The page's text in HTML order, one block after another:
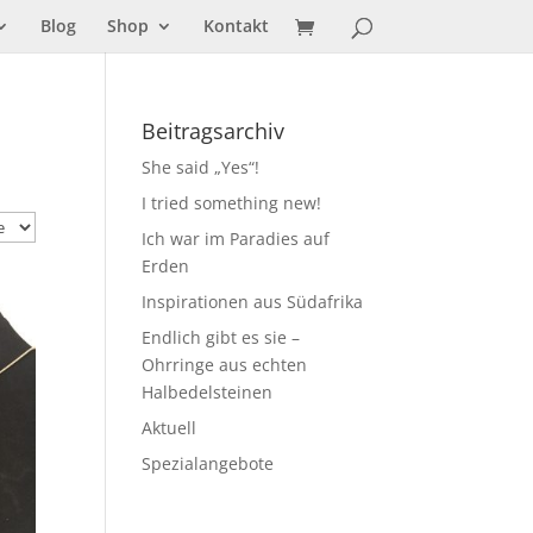
Blog Shop Kontakt
Beitragsarchiv
She said „Yes“!
I tried something new!
Ich war im Paradies auf
Erden
Inspirationen aus Südafrika
Endlich gibt es sie –
Ohrringe aus echten
Halbedelsteinen
Aktuell
Spezialangebote